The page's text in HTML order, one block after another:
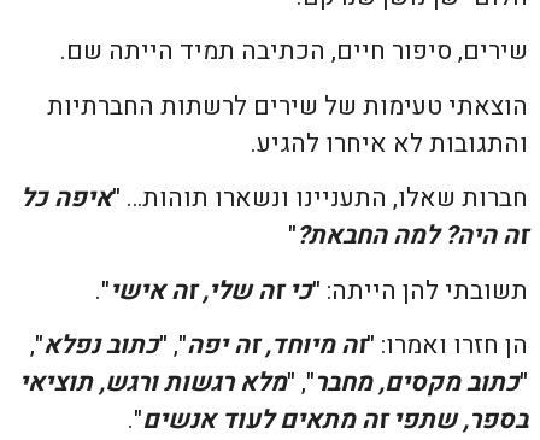
שירים, סיפור חיים, הכתיבה תמיד הייתה שם.
הוצאתי טעימות של שירים לרשתות החברתיות
והתגובות לא איחרו להגיע.
חברות שאלו, התעניינו ונשארו תוהות… "איפה כל
זה היה? למה החבאת?"
תשובתי להן הייתה: "כי זה שלי, זה אישי".
הן חזרו ואמרו: "זה מיוחד, זה יפה", "כתוב נפלא",
"כתוב מקסים, מחבר", "מלא רגשות ורגש, תוציאי
בספר, שתפי זה מתאים לעוד אנשים".